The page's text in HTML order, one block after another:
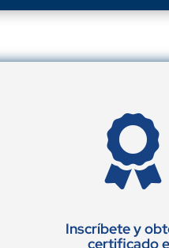

Inscríbete y
certificado